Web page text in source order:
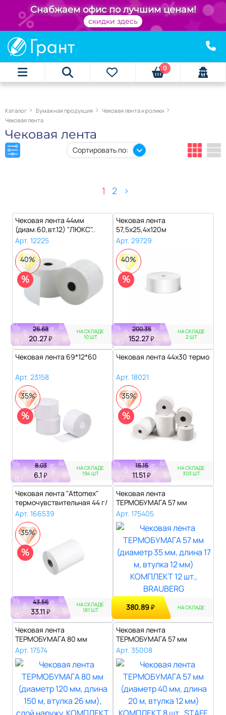
Снабжаем офис по лучшим ценам!
скидки здесь
0
Каталог Бумажная продукция
Чековая лента и ролики
Чековая лента
Чековая лента
Сортировать по:
1 2 >
Чековая лента 44мм
(диам.60,вт.12) "ЛЮКС"..
Арт. 12225
40%
%
26.68
20.27₽
НА СКЛАДЕ
10 ШТ
Чековая лента
57,5х25,4х120м
Арт. 29729
40%
%
200.35
152.27₽
НА СКЛАДЕ
2 ШТ
Чековая лента 69*12*60
Арт. 23158
35%
%
8.03
6.1₽
НА СКЛАДЕ
194 ШТ
Чековая лента 44х30 термо
Арт. 18021
35%
%
15.15
11.51₽
НА СКЛАДЕ
303 ШТ
Чековая лента "Attomex"
термочувствительная 44 г/
м2, 57..
Арт. 166539
35%
%
43.56
33.11₽
НА СКЛАДЕ
181 ШТ
Чековая лента
ТЕРМОБУМАГА 57 мм
(диаметр 35 мм, длина 1..
Арт. 175405
380.89₽ НА СКЛАДЕ
Чековая лента
ТЕРМОБУМАГА 80 мм
(диаметр 120 мм, длина ..
Арт. 17574
Чековая лента
ТЕРМОБУМАГА 57 мм
(диаметр 40 мм, длина 2..
Арт. 35008